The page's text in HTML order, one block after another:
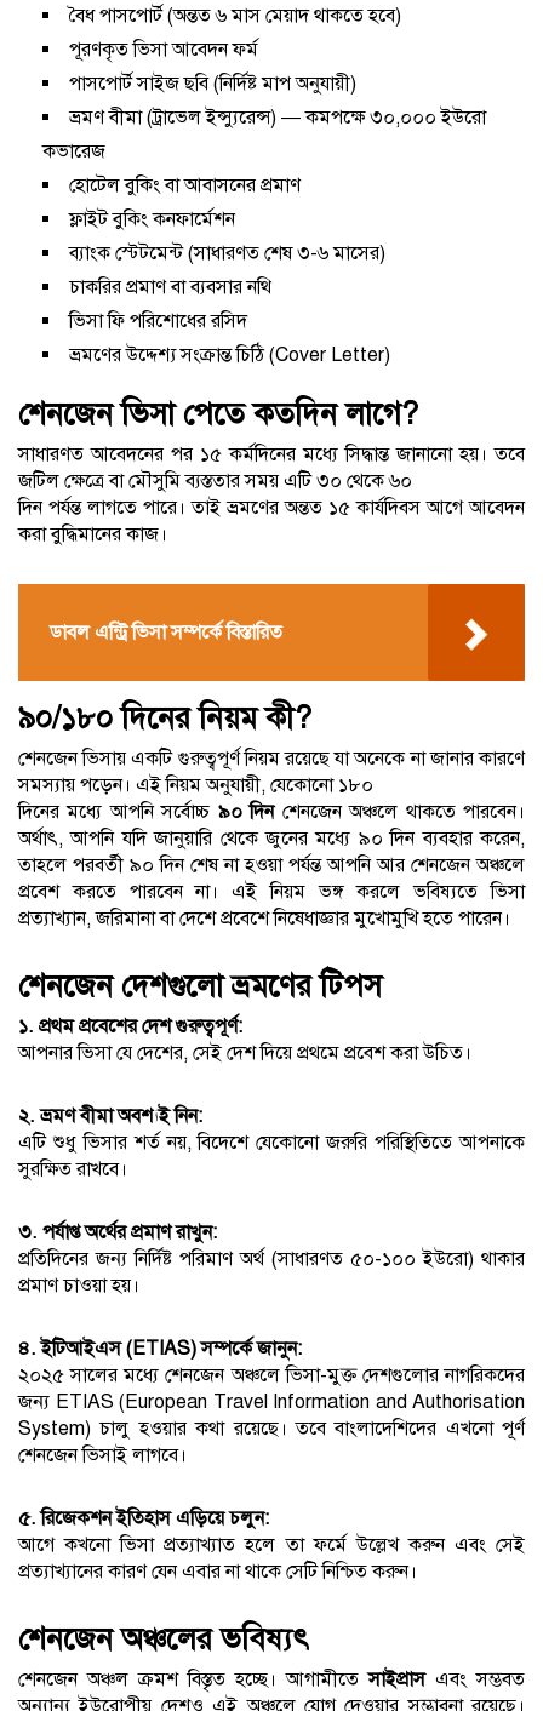
বৈধ পাসপোর্ট (অন্তত ৬ মাস মেয়াদ থাকতে হবে)
পূরণকৃত ভিসা আবেদন ফর্ম
পাসপোর্ট সাইজ ছবি (নির্দিষ্ট মাপ অনুযায়ী)
ভ্রমণ বীমা (ট্রাভেল ইন্স্যুরেন্স) — কমপক্ষে ৩০,০০০ ইউরো
কভারেজ
হোটেল বুকিং বা আবাসনের প্রমাণ
ফ্লাইট বুকিং কনফার্মেশন
ব্যাংক স্টেটমেন্ট (সাধারণত শেষ ৩-৬ মাসের)
চাকরির প্রমাণ বা ব্যবসার নথি
ভিসা ফি পরিশোধের রসিদ
ভ্রমণের উদ্দেশ্য সংক্রান্ত চিঠি (Cover Letter)
শেনজেন ভিসা পেতে কতদিন লাগে?
সাধারণত আবেদনের পর ১৫ কর্মদিনের মধ্যে সিদ্ধান্ত জানানো হয়। তবে
জটিল ক্ষেত্রে বা মৌসুমি ব্যস্ততার সময় এটি ৩০ থেকে ৬০
দিন পর্যন্ত লাগতে পারে। তাই ভ্রমণের অন্তত ১৫ কার্যদিবস আগে আবেদন
করা বুদ্ধিমানের কাজ।
ডাবল এন্ট্রি ভিসা সম্পর্কে বিস্তারিত
৯০/১৮০ দিনের নিয়ম কী?
শেনজেন ভিসায় একটি গুরুত্বপূর্ণ নিয়ম রয়েছে যা অনেকে না জানার কারণে
সমস্যায় পড়েন। এই নিয়ম অনুযায়ী, যেকোনো ১৮০
দিনের মধ্যে আপনি সর্বোচ্চ ৯০ দিন শেনজেন অঞ্চলে থাকতে পারবেন।
অর্থাৎ, আপনি যদি জানুয়ারি থেকে জুনের মধ্যে ৯০ দিন ব্যবহার করেন,
তাহলে পরবর্তী ৯০ দিন শেষ না হওয়া পর্যন্ত আপনি আর শেনজেন অঞ্চলে
প্রবেশ করতে পারবেন না। এই নিয়ম ভঙ্গ করলে ভবিষ্যতে ভিসা
প্রত্যাখ্যান, জরিমানা বা দেশে প্রবেশে নিষেধাজ্ঞার মুখোমুখি হতে পারেন।
শেনজেন দেশগুলো ভ্রমণের টিপস
১. প্রথম প্রবেশের দেশ গুরুত্বপূর্ণ:
আপনার ভিসা যে দেশের, সেই দেশ দিয়ে প্রথমে প্রবেশ করা উচিত।
২. ভ্রমণ বীমা অবশ্যই নিন:
এটি শুধু ভিসার শর্ত নয়, বিদেশে যেকোনো জরুরি পরিস্থিতিতে আপনাকে
সুরক্ষিত রাখবে।
৩. পর্যাপ্ত অর্থের প্রমাণ রাখুন:
প্রতিদিনের জন্য নির্দিষ্ট পরিমাণ অর্থ (সাধারণত ৫০-১০০ ইউরো) থাকার
প্রমাণ চাওয়া হয়।
৪. ইটিআইএস (ETIAS) সম্পর্কে জানুন:
২০২৫ সালের মধ্যে শেনজেন অঞ্চলে ভিসা-মুক্ত দেশগুলোর নাগরিকদের
জন্য ETIAS (European Travel Information and Authorisation
System) চালু হওয়ার কথা রয়েছে। তবে বাংলাদেশিদের এখনো পূর্ণ
শেনজেন ভিসাই লাগবে।
৫. রিজেকশন ইতিহাস এড়িয়ে চলুন:
আগে কখনো ভিসা প্রত্যাখ্যাত হলে তা ফর্মে উল্লেখ করুন এবং সেই
প্রত্যাখ্যানের কারণ যেন এবার না থাকে সেটি নিশ্চিত করুন।
শেনজেন অঞ্চলের ভবিষ্যৎ
শেনজেন অঞ্চল ক্রমশ বিস্তৃত হচ্ছে। আগামীতেসাইপ্রাস এবং সম্ভবত
অন্যান্য ইউরোপীয় দেশও এই অঞ্চলে যোগ দেওয়ার সম্ভাবনা রয়েছে।